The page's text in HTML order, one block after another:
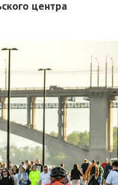
центра